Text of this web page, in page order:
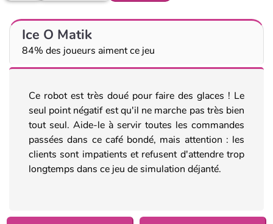
Ice O Matik
84% des joueurs aiment ce jeu
Ce robot est très doué pour faire des glaces ! Le
seul point négatif est qu'il ne marche pas très bien
tout seul. Aide-le à servir toutes les commandes
passées dans ce café bondé, mais attention : les
clients sont impatients et refusent d'attendre trop
longtemps dans ce jeu de simulation déjanté.